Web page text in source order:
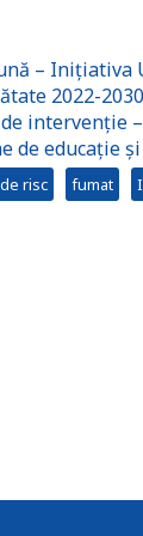
–
2022-
de educație
risc fumat